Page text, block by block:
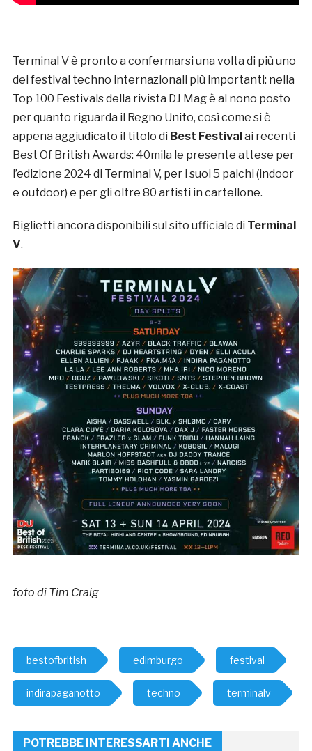
Terminal V è pronto a confermarsi una volta di più uno
dei festival techno internazionali più importanti: nella
Top 100 Festivals della rivista DJ Mag è al nono posto
per quanto riguarda il Regno Unito, così come si è
appena aggiudicato il titolo di Best Festival ai recenti
Best Of British Awards: 40mila le presente attese per
l’edizione 2024 di Terminal V, per i suoi 5 palchi (indoor
e outdoor) e per gli oltre 80 artisti in cartellone.
Biglietti ancora disponibili sul sito ufficiale di Terminal
V.
foto di Tim Craig
bestofbritish edimburgo festival
indirapaganotto techno terminalv
POTREBBE INTERESSARTI ANCHE